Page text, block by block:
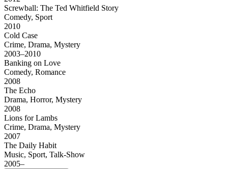
Screwball: The Ted Whitfield Story
Comedy, Sport
2010
Cold Case
Crime, Drama, Mystery
2003–2010
Banking on Love
Comedy, Romance
2008
The Echo
Drama, Horror, Mystery
2008
Lions for Lambs
Crime, Drama, Mystery
2007
The Daily Habit
Music, Sport, Talk-Show
2005–